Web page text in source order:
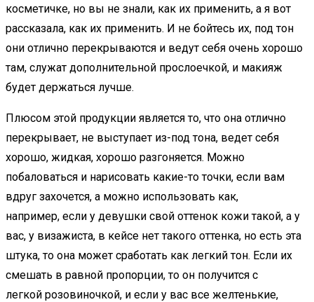
косметичке, но вы не знали, как их применить, а я вот
рассказала, как их применить. И не бойтесь их, под тон
они отлично перекрываются и ведут себя очень хорошо
там, служат дополнительной прослоечкой, и макияж
будет держаться лучше.
Плюсом этой продукции является то, что она отлично
перекрывает, не выступает из-под тона, ведет себя
хорошо, жидкая, хорошо разгоняется. Можно
побаловаться и нарисовать какие-то точки, если вам
вдруг захочется, а можно использовать как,
например, если у девушки свой оттенок кожи такой, а у
вас, у визажиста, в кейсе нет такого оттенка, но есть эта
штука, то она может сработать как легкий тон. Если их
смешать в равной пропорции, то он получится с
легкой розовиночкой, и если у вас все желтенькие,